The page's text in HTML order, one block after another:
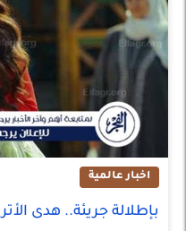
اخبار عالمية
بإطلالة جريئة.. هدى